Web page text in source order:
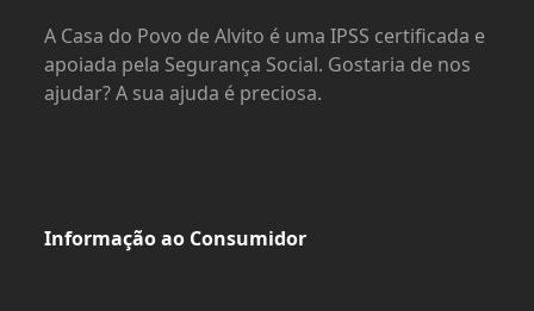
A Casa do Povo de Alvito é uma IPSS certificada e
apoiada pela Segurança Social. Gostaria de nos
ajudar? A sua ajuda é preciosa.
Informação ao Consumidor